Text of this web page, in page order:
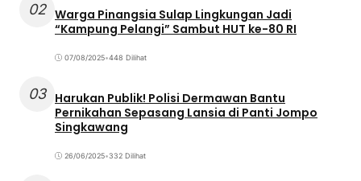
02 Warga Pinangsia Sulap Lingkungan Jadi
“Kampung Pelangi” Sambut HUT ke-80 RI
07/08/2025•448 Dilihat
03 Harukan Publik! Polisi Dermawan Bantu
Pernikahan Sepasang Lansia di Panti Jompo
Singkawang
26/06/2025•332 Dilihat